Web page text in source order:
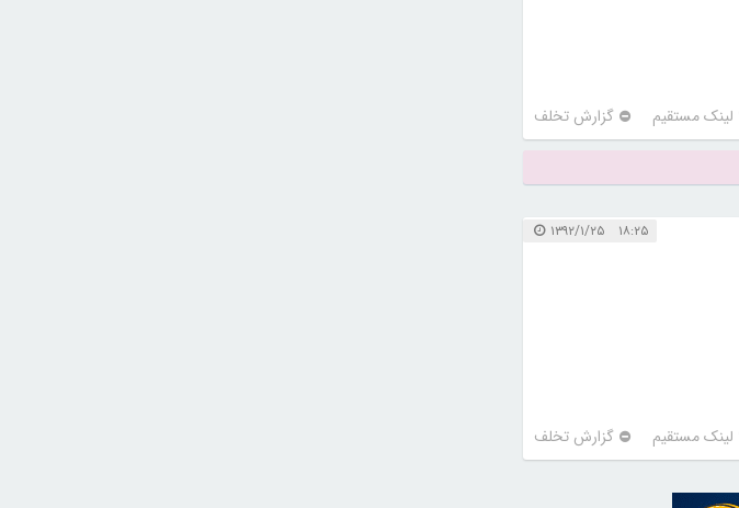
لینک مستقیم گزارش تخلف
۱۸:۲۵ ۱۳۹۲/۱/۲۵
لینک مستقیم گزارش تخلف